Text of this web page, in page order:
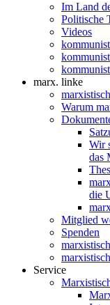
Im Land
Politische
Videos
marx. linke
Warum
Wir
das
die
Mitglied
Spenden
Service